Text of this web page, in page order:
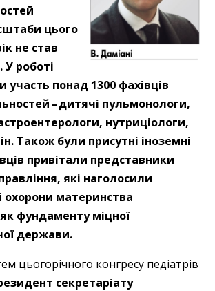
цього
не став
роботі
участь понад 1300 фахівців
– ​дитячі пульмонологи,
нутриціологи,
Також були присутні іноземні
привітали представники
які наголосили
охорони материнства
фундаменту міцної
держави.
цьогорічного конгресу педіатрів
секретаріату